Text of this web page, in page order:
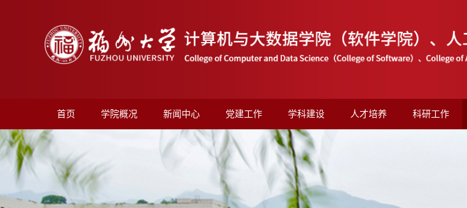
首页 学院概况 新闻中心 党建工作 学科建设 人才培养 科研工作